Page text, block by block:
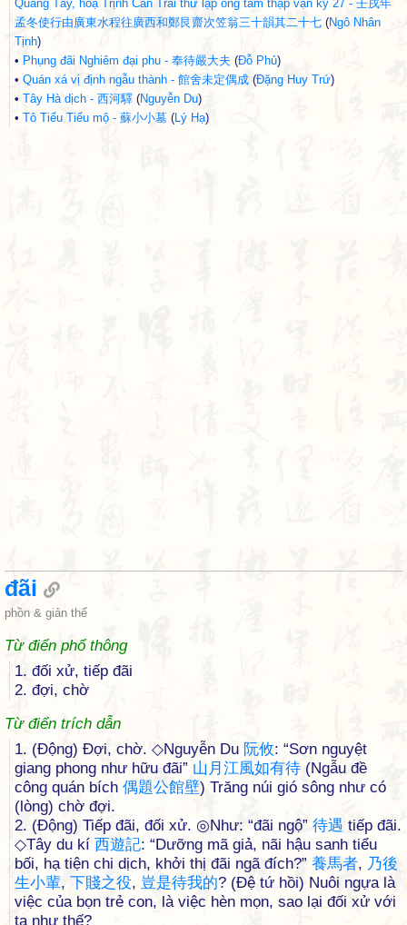
Quảng Tây, hoạ Trịnh Cấn Trai thứ lạp ông tam thập vận kỳ 27 - 壬戌年
孟冬使行由廣東水程往廣西和鄭艮齋次笠翁三十韻其二十七 (Ngô Nhân
Tịnh)
• Phụng đãi Nghiêm đại phu - 奉待嚴大夫 (Đỗ Phủ)
• Quán xá vị định ngẫu thành - 館舍未定偶成 (Đặng Huy Trứ)
• Tây Hà dịch - 西河驛 (Nguyễn Du)
• Tô Tiểu Tiểu mộ - 蘇小小墓 (Lý Hạ)
đãi
phồn & giản thể
Từ điển phổ thông
1. đối xử, tiếp đãi
2. đợi, chờ
Từ điển trích dẫn
1. (Động) Đợi, chờ. ◇Nguyễn Du 阮攸: “Sơn nguyệt
giang phong như hữu đãi” 山 月 江風如有待 (Ngẫu đề
công quán bích 偶題公館壁) Trăng núi gió sông như có
(lòng) chờ đợi.
2. (Động) Tiếp đãi, đối xử. ◎Như: “đãi ngộ” 待遇 tiếp đãi.
◇Tây du kí 西遊記: “Dưỡng mã giả, nãi hậu sanh tiểu
bối, hạ tiện chi dịch, khởi thị đãi ngã đích?” 養馬者, 乃後
生小輩, 下賤之役, 豈是待我的? (Đệ tứ hồi) Nuôi ngựa là
việc của bọn trẻ con, là việc hèn mọn, sao lại đối xử với
ta như thế?